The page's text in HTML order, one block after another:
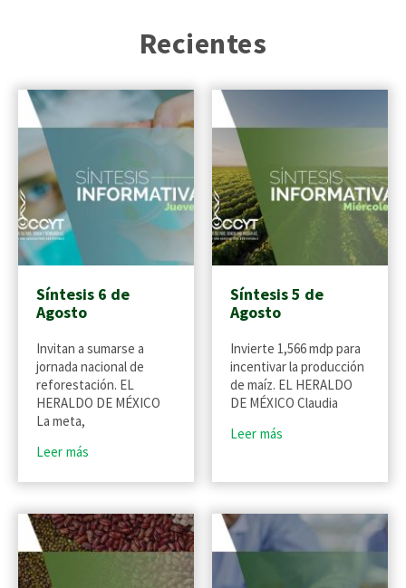
Recientes
Síntesis 6 de
Agosto
Invitan a sumarse a
jornada nacional de
reforestación. EL
HERALDO DE MÉXICO
La meta,
Leer más
Síntesis 5 de
Agosto
Invierte 1,566 mdp para
incentivar la producción
de maíz. EL HERALDO
DE MÉXICO Claudia
Leer más